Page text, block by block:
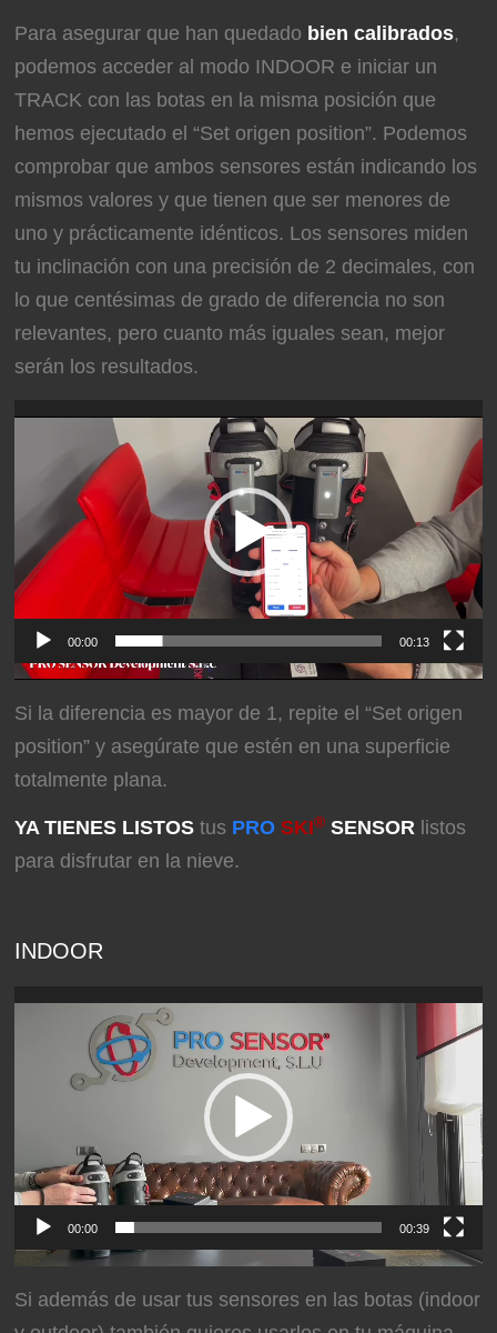
Para asegurar que han quedado bien calibrados,
podemos acceder al modo INDOOR e iniciar un
TRACK con las botas en la misma posición que
hemos ejecutado el “Set origen position”. Podemos
comprobar que ambos sensores están indicando los
mismos valores y que tienen que ser menores de
uno y prácticamente idénticos. Los sensores miden
tu inclinación con una precisión de 2 decimales, con
lo que centésimas de grado de diferencia no son
relevantes, pero cuanto más iguales sean, mejor
serán los resultados.
00:00 00:13
Si la diferencia es mayor de 1, repite el “Set origen
position” y asegúrate que estén en una superficie
totalmente plana.
YA TIENES LISTOS tus PRO SKI® SENSOR listos
para disfrutar en la nieve.
INDOOR
00:00 00:39
Si además de usar tus sensores en las botas (indoor